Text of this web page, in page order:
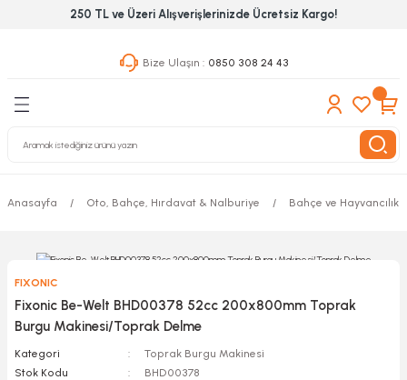
250 TL ve Üzeri Alışverişlerinizde Ücretsiz Kargo!
Bize Ulaşın : 0850 308 24 43
Geri Dön
Geri Dön
& Nalburiye
Grubu
Geri Dön
Anasayfa Oto, Bahçe, Hırdavat & Nalburiye Bahçe ve Hayvancılık
FIXONIC
Fixonic Be-Welt BHD00378 52cc 200x800mm Toprak
Burgu Makinesi/Toprak Delme
Kategori
Toprak Burgu Makinesi
Stok Kodu
BHD00378